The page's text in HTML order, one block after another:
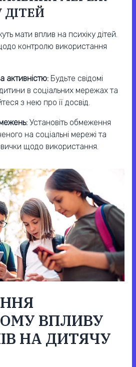
ДІТЕЙ
мати вплив на психіку дітей.
контролю використання
активністю: Будьте свідомі
в соціальних мережах та
з нею про її досвід.
Установіть обмеження
на соціальні мережі та
щодо використання.
ВПЛИВУ
НА ДИТЯЧУ